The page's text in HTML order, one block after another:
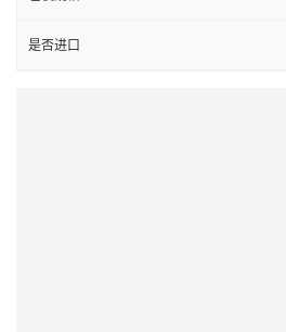
是否进口